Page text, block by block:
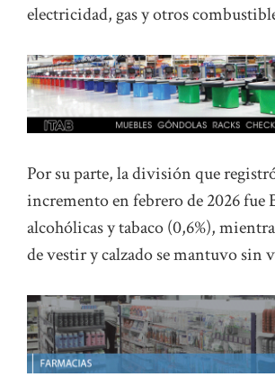
electricidad, gas y otros
Por su parte, la división que
incremento en febrero de 2026 fue
alcohólicas y tabaco (0,6%),
de vestir y calzado se mantuvo sin